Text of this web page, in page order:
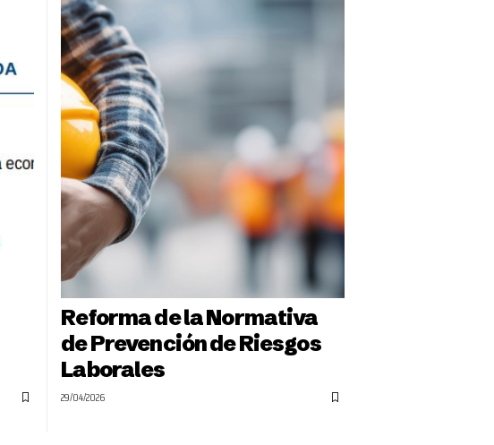
Reforma de la Normativa
de Prevención de Riesgos
Laborales
29/04/2026